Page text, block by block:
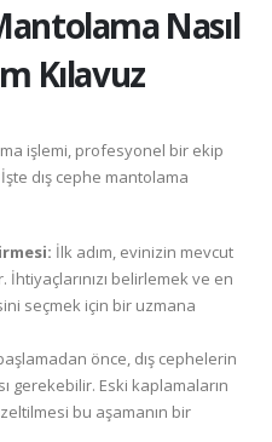
Nasıl
Kılavuz
işlemi, profesyonel bir ekip
dış cephe mantolama
İlk adım, evinizin mevcut
belirlemek ve en
seçmek için bir uzmana
önce, dış cephelerin
gerekebilir. Eski kaplamaların
bu aşamanın bir